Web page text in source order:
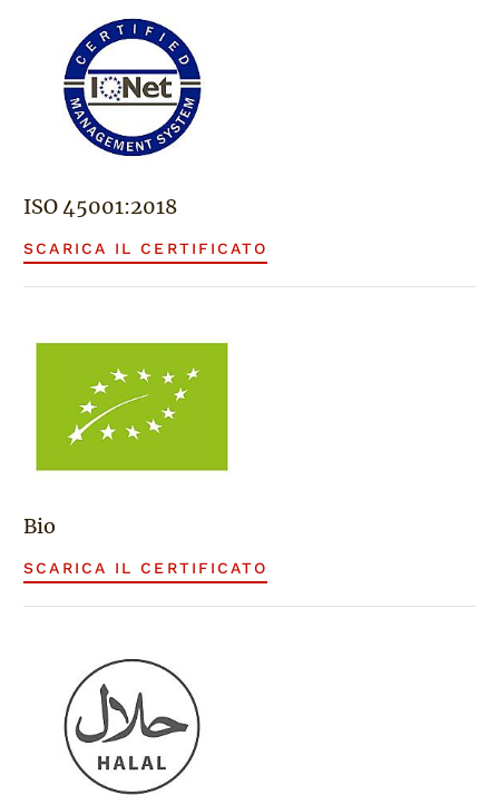
ISO 45001:2018
SCARICA IL CERTIFICATO
Bio
SCARICA IL CERTIFICATO